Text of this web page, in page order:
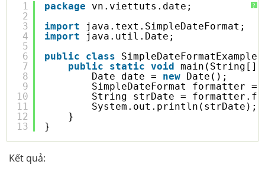
?
1
2
3
4
5
6
7
8
9
10
11
12
13
package
vn.viettuts.date;
import
java.text.SimpleDateFormat;
import
java.util.Date;
public
class
public
static void
main(String[]
Date date = new Date();
SimpleDateFormat formatter =
String strDate =
System.out.println(strDate);
}
}
Kết quả: